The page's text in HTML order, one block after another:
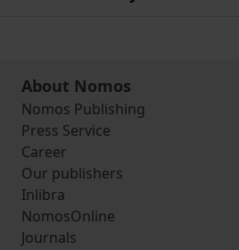
About Nomos
Nomos Publishing
Press Service
Career
Our publishers
Inlibra
NomosOnline
Journals